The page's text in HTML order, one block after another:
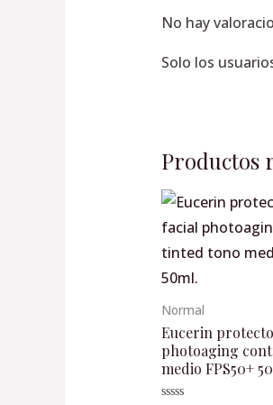
No hay
Solo los
Productos
Normal
Eucerin
photoaging
medio FPS50+